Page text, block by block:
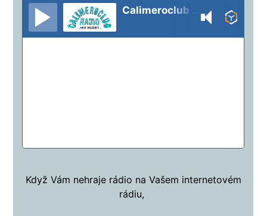
Když Vám nehraje rádio na Vašem internetovém
rádiu,